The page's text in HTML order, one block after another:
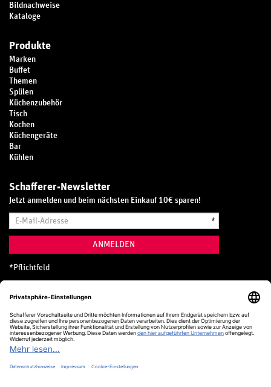
Bildnachweise
Kataloge
Produkte
Marken
Buffet
Themen
Spülen
Küchenzubehör
Tisch
Kochen
Küchengeräte
Bar
Kühlen
Schafferer-Newsletter
Jetzt anmelden und beim nächsten Einkauf 10€ sparen!
Mail-
*
ANMELDEN
* Pflichtfeld
Hotline
0800 20 70 300 (D)
Kostenlos aus dem deutschen Festnetz
24 Stunden / 365 Tage im Jahr